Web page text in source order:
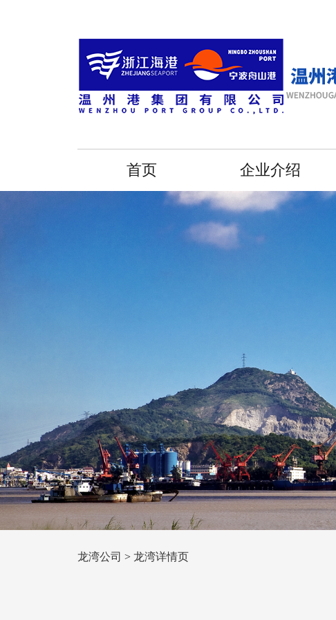
首页 企业介绍
龙湾公司 >龙湾详情页